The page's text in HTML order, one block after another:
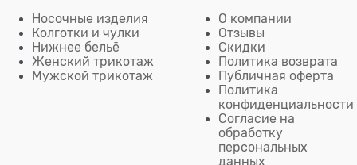
Носочные изделия
Колготки и чулки
Нижнее бельё
Женский трикотаж
Мужской трикотаж
О компании
Отзывы
Скидки
Политика возврата
Публичная оферта
Политика
конфиденциальности
Согласие на
обработку
персональных
данных